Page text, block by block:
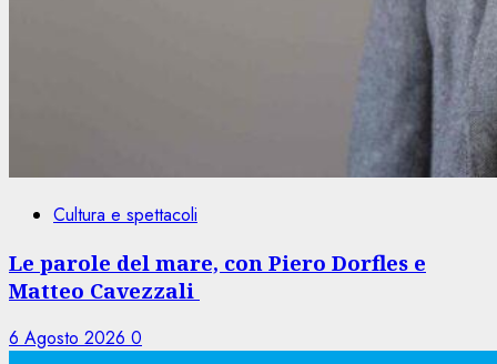
Cultura e spettacoli
Le parole del mare, con Piero Dorfles e
Matteo Cavezzali
6 Agosto 2026 0